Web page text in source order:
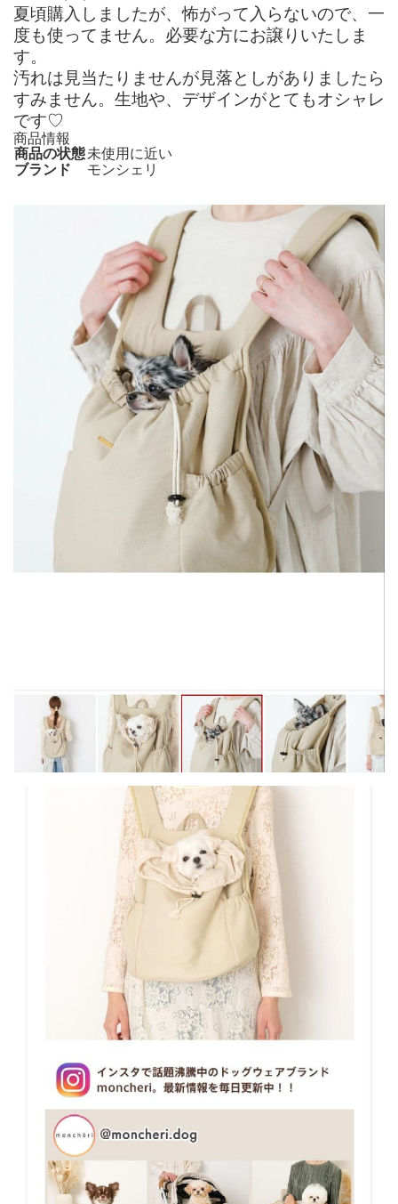
夏頃購入しましたが、怖がって入らないので、一
度も使ってません。必要な方にお譲りいたしま
す。
汚れは見当たりませんが見落としがありましたら
すみません。生地や、デザインがとてもオシャレ
です♡
商品情報
商品の状態未使用に近い
ブランド
モンシェリ